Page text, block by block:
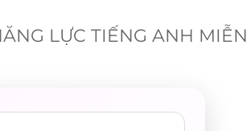
thời, không giải quyết triệt để
LỰC TIẾNG ANH MIỄN